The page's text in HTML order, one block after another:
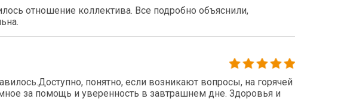
отношение коллектива. Все подробно объяснили,
понятно, если возникают вопросы, на горячей
за помощь и уверенность в завтрашнем дне. Здоровья и